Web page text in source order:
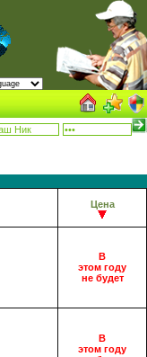
Цена
В
этом году
не будет
В
этом году